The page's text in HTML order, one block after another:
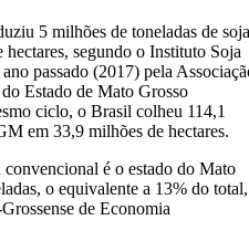
5 milhões de toneladas de soja
segundo o Instituto Soja
passado (2017) pela
Estado de Mato Grosso
ciclo, o Brasil colheu 114,1
em 33,9 milhões de hectares.
é o estado do Mato
o equivalente a 13% do total,
de Economia